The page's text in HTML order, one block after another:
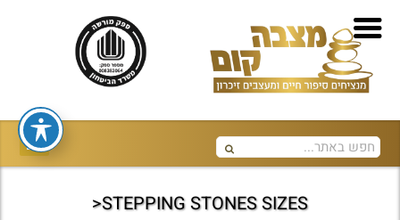
STEPPING STONES SIZES<